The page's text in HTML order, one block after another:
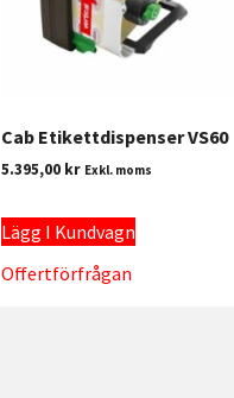
Cab Etikettdispenser VS60
5.395,00 kr Exkl. moms
Lägg I Kundvagn
Offertförfrågan